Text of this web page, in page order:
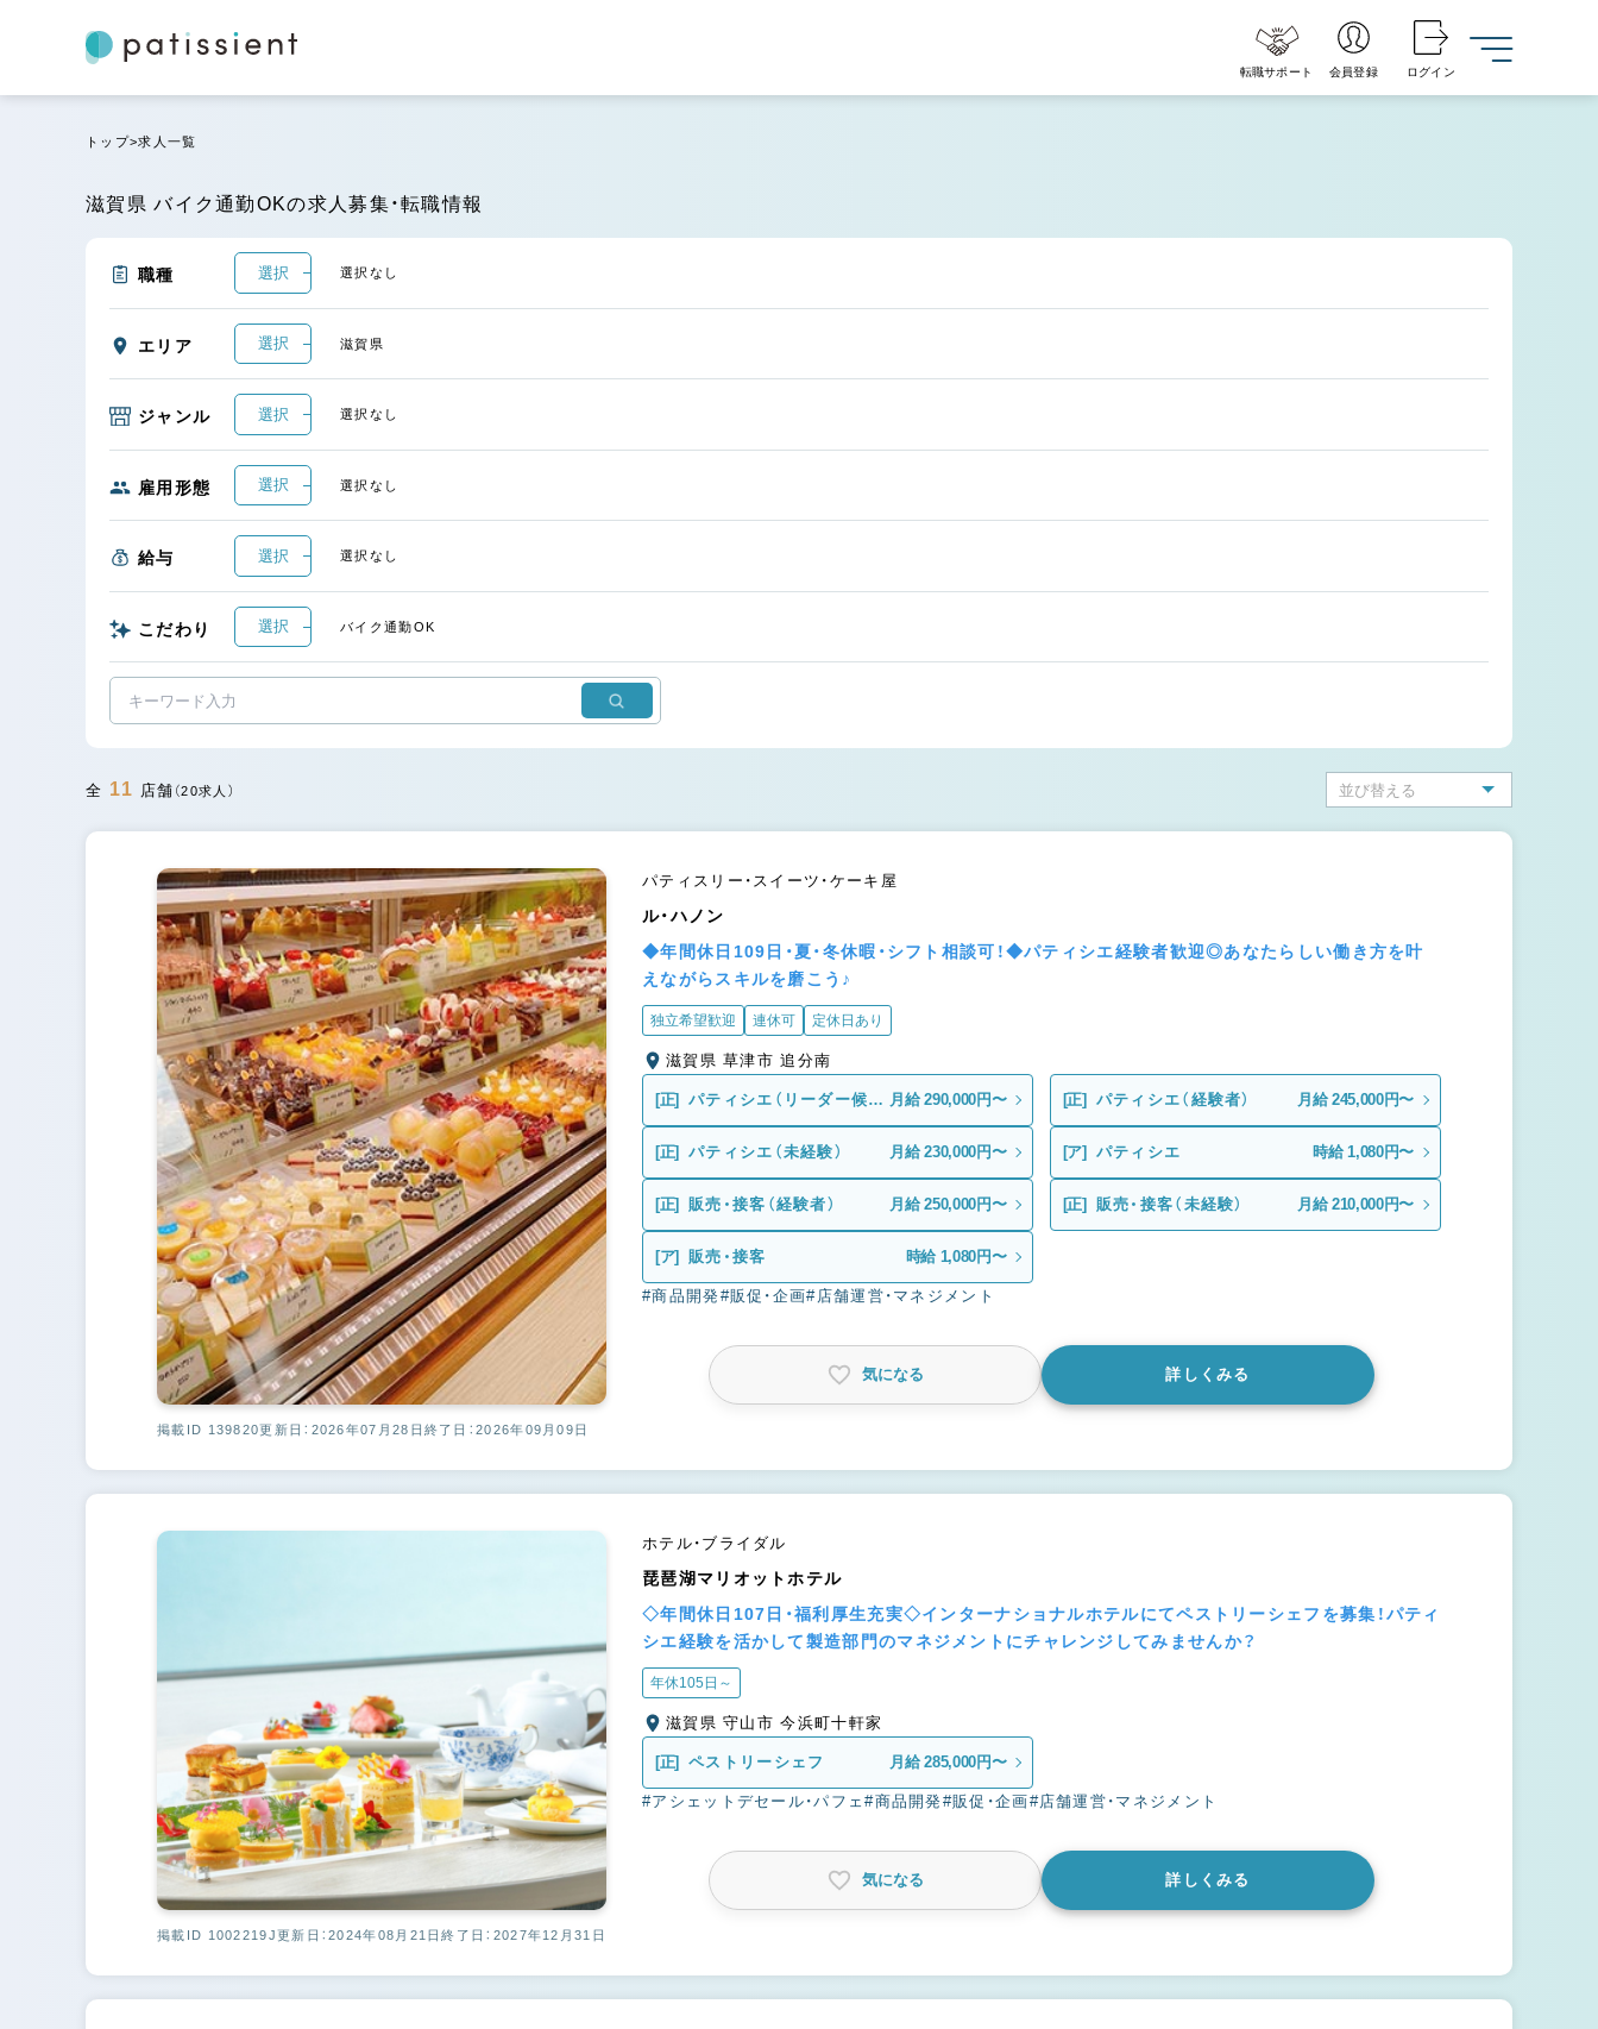
転職サポート 会員登録 ログイン
トップ 求人一覧
滋賀県 バイク通勤OKの求人募集・転職情報
職種 選択 選択なし
エリア 選択 滋賀県
ジャンル 選択 選択なし
雇用形態 選択 選択なし
給与 選択 選択なし
こだわり 選択 バイク通勤OK
全 11 店舗 （20求人）
パティスリー・スイーツ・ケーキ屋
ル・ハノン
◆年間休日109日・夏・冬休暇・シフト相談可！◆パティシエ経験者歓迎◎あなたらしい働き方を叶
えながらスキルを磨こう♪
独立希望歓迎 連休可 定休日あり
滋賀県 草津市 追分南
[正]
パティシエ（リーダー候
補）
月給 290,000円〜 [正] パティシエ（経験者） 月給 245,000円〜
[正] パティシエ（未経験） 月給 230,000円〜 [ア] パティシエ 時給 1,080円〜
[正] 販売・接客（経験者） 月給 250,000円〜 [正] 販売・接客（未経験） 月給 210,000円〜
[ア] 販売・接客 時給 1,080円〜
#商品開発#販促・企画#店舗運営・マネジメント
気になる 詳しくみる
掲載ID 139820更新日：2026年07月28日 終了日：2026年09月09日
ホテル・ブライダル
琵琶湖マリオットホテル
◇年間休日107日・福利厚生充実◇インターナショナルホテルにてペストリーシェフを募集！パティ
シエ経験を活かして製造部門のマネジメントにチャレンジしてみませんか？
年休105日～
滋賀県 守山市 今浜町十軒家
[正] ペストリーシェフ 月給 285,000円〜
#アシェットデセール・パフェ#商品開発#販促・企画#店舗運営・マネジメント
気になる 詳しくみる
掲載ID 1002219J更新日：2024年08月21日終了日：2027年12月31日